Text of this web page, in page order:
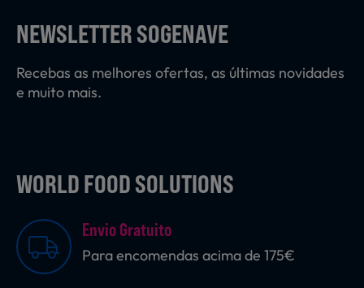
Mercearia
Nutrição Clínica
NEWSLETTER SOGENAVE
Recebas as melhores ofertas, as últimas novidades
e muito mais.
WORLD FOOD SOLUTIONS
Envio Gratuito
Para encomendas acima de 175€